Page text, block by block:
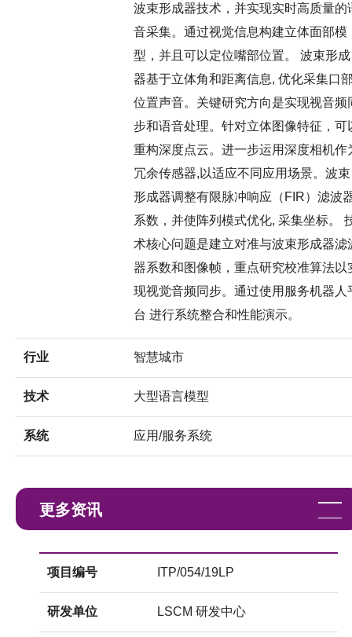
波束形成器技术，并实现实时高质量的
音采集。通过视觉信息构建立体面部模
型，并且可以定位嘴部位置。 波束形成
器基于立体角和距离信息, 优化采集口
位置声音。关键研究方向是实现视音频
步和语音处理。针对立体图像特征，可
重构深度点云。进一步运用深度相机作
冗余传感器,以适应不同应用场景。波束
形成器调整有限脉冲响应（FIR）滤波
系数，并使阵列模式优化, 采集坐标。
术核心问题是建立对准与波束形成器滤
器系数和图像帧，重点研究校准算法以
现视觉音频同步。通过使用服务机器人
台 进行系统整合和性能演示。
行业 智慧城市
技术 大型语言模型
系统 应用/服务系统
更多资讯
项目编号 ITP/054/19LP
研发单位 LSCM 研发中心